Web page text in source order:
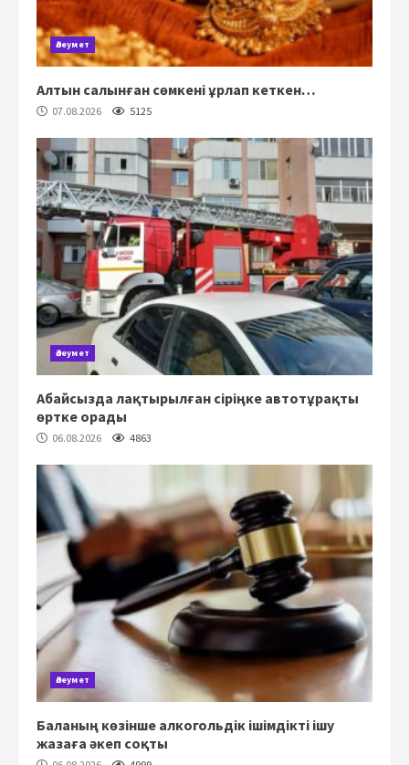
Әлеумет
Алтын салынған сөмкені ұрлап кеткен…
07.08.2026 5125
Әлеумет
Абайсызда лақтырылған сіріңке автотұрақты
өртке орады
06.08.2026 4863
Әлеумет
Баланың көзінше алкогольдік ішімдікті ішу
жазаға әкеп соқты